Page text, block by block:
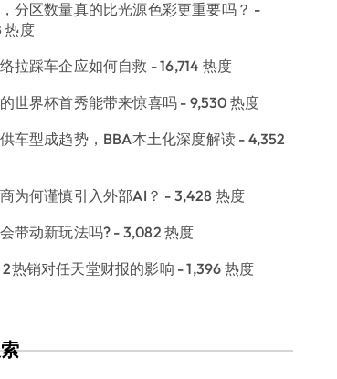
分区数量真的比光源色彩更重要吗？ -
热度
拉踩车企应如何自救 - 16,714 热度
世界杯首秀能带来惊喜吗 - 9,530 热度
车型成趋势，BBA本土化深度解读- 4,352
为何谨慎引入外部AI？ - 3,428 热度
带动新玩法吗? - 3,082 热度
热销对任天堂财报的影响 - 1,396 热度